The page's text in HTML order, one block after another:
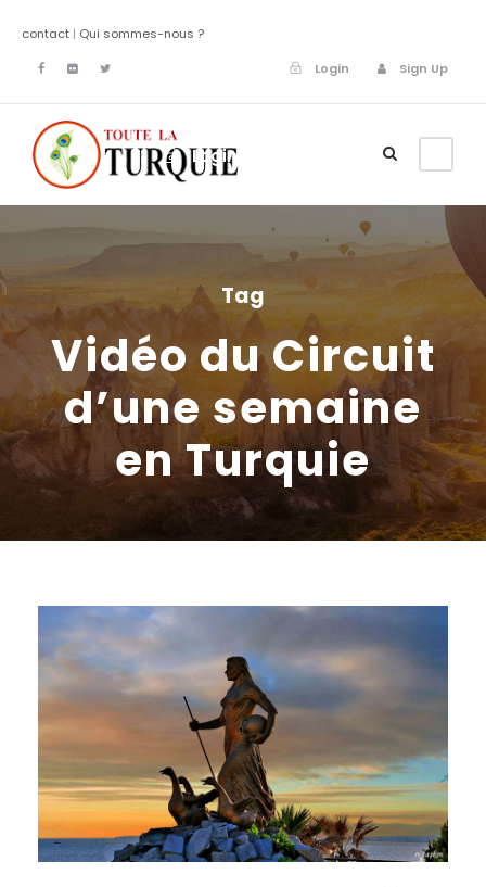
contact | Qui sommes-nous ?
Login
Sign Up
Login
Tag
Vidéo du Circuit
d’une semaine
en Turquie